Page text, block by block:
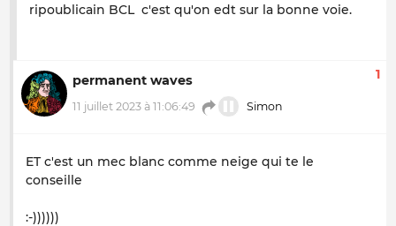
ripoublicain BCL c'est qu'on edt sur la bonne voie.
permanent waves
11 juillet 2023 à 11:06:49 Simon
1
ET c'est un mec blanc comme neige qui te le
conseille
:-))))))